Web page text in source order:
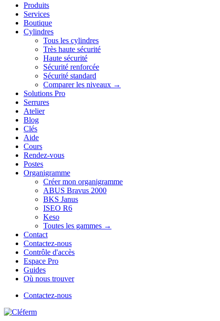
Produits
Services
Boutique
Cylindres
Tous les cylindres
Très haute sécurité
Haute sécurité
Sécurité renforcée
Sécurité standard
Comparer les niveaux →
Solutions Pro
Serrures
Atelier
Blog
Clés
Aide
Cours
Rendez-vous
Postes
Organigramme
Créer mon organigramme
ABUS Bravus 2000
BKS Janus
ISEO R6
Keso
Toutes les gammes →
Contact
Contactez-nous
Contrôle d'accès
Espace Pro
Guides
Où nous trouver
Contactez-nous